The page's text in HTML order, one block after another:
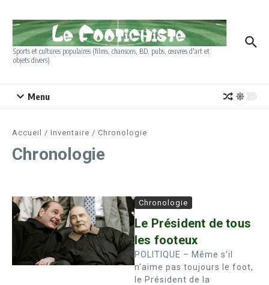
Sports et cultures populaires (films, chansons, BD, pubs, œuvres d'art et
objets divers)
Menu
Accueil / Inventaire / Chronologie
Chronologie
Chronologie
Le Président de tous
les footeux
POLITIQUE – Même s’il
n’aime pas toujours le foot,
le Président de la